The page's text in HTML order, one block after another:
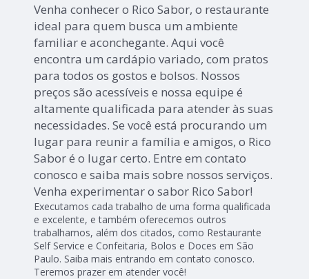
Venha conhecer o Rico Sabor, o restaurante
ideal para quem busca um ambiente
familiar e aconchegante. Aqui você
encontra um cardápio variado, com pratos
para todos os gostos e bolsos. Nossos
preços são acessíveis e nossa equipe é
altamente qualificada para atender às suas
necessidades. Se você está procurando um
lugar para reunir a família e amigos, o Rico
Sabor é o lugar certo. Entre em contato
conosco e saiba mais sobre nossos serviços.
Venha experimentar o sabor Rico Sabor!
Executamos cada trabalho de uma forma qualificada
e excelente, e também oferecemos outros
trabalhamos, além dos citados, como Restaurante
Self Service e Confeitaria, Bolos e Doces em São
Paulo. Saiba mais entrando em contato conosco.
Teremos prazer em atender você!